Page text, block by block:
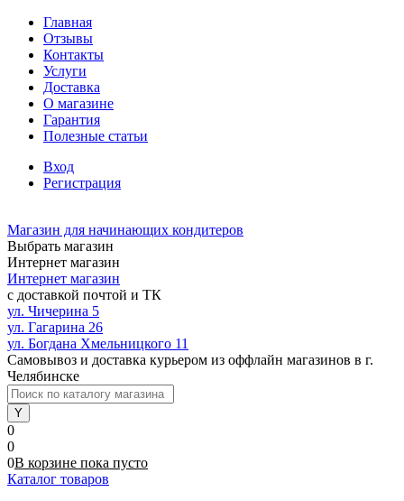
Главная
Отзывы
Контакты
Услуги
Доставка
О магазине
Гарантия
Полезные статьи
Вход
Регистрация
Магазин для начинающих кондитеров
Выбрать магазин
Интернет магазин
Интернет магазин
с доставкой почтой и ТК
ул. Чичерина 5
ул. Гагарина 26
ул. Богдана Хмельницкого 11
Самовывоз и доставка курьером из оффлайн магазинов в г.
Челябинске
0
0
0В корзине пока пусто
Каталог товаров